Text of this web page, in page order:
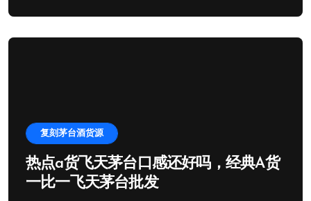
复刻茅台酒货源
热点a货飞天茅台口感还好吗，经典A货
一比一飞天茅台批发